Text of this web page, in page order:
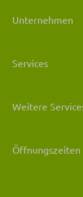
Unternehmen
Services
Weitere
Öffnungszeiten